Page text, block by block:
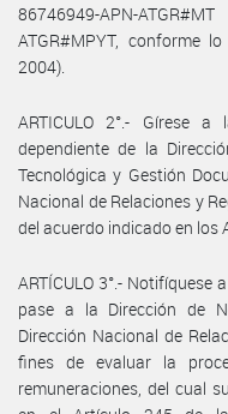
86746949-APN-
ATGR#MPYT, conforme
2004).
ARTICULO 2°.- Gírese
dependiente de la
Tecnológica y Gestión
Nacional de Relaciones y
del acuerdo indicado en los
ARTÍCULO 3°.-
pase a la Dirección de
Dirección Nacional de
fines de evaluar la
remuneraciones, del cual